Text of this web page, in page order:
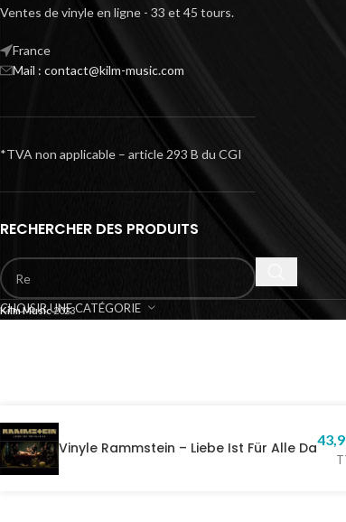
Ventes de vinyle en ligne - 33 et 45 tours.
France
Mail : contact@kilm-music.com
*TVA non applicable – article 293 B du CGI
RECHERCHER DES PRODUITS
CHOISIR UNE CATÉGORIE
Kilm Music2023
Vinyle Rammstein – Liebe Ist Für Alle Da